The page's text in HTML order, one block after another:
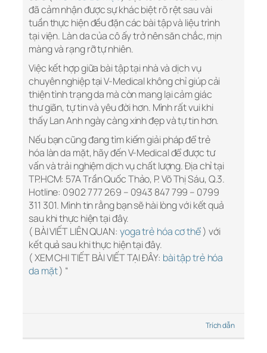
đã cảm nhận được sự khác biệt rõ rệt sau vài
tuần thực hiện đều đặn các bài tập và liệu trình
tại viện. Làn da của cô ấy trở nên săn chắc, mịn
màng và rạng rỡ tự nhiên.
Việc kết hợp giữa bài tập tại nhà và dịch vụ
chuyên nghiệp tại V-Medical không chỉ giúp cải
thiện tình trạng da mà còn mang lại cảm giác
thư giãn, tự tin và yêu đời hơn. Mình rất vui khi
thấy Lan Anh ngày càng xinh đẹp và tự tin hơn.
Nếu bạn cũng đang tìm kiếm giải pháp để trẻ
hóa làn da mặt, hãy đến V-Medical để được tư
vấn và trải nghiệm dịch vụ chất lượng. Địa chỉ tại
TP.HCM: 57A Trần Quốc Thảo, P. Võ Thị Sáu, Q.3.
Hotline: 0902 777 269 – 0943 847 799 – 0799
311 301. Mình tin rằng bạn sẽ hài lòng với kết quả
sau khi thực hiện tại đây.
( BÀI VIẾT LIÊN QUAN: yoga trẻ hóa cơ thể) với
kết quả sau khi thực hiện tại đây.
( XEM CHI TIẾT BÀI VIẾT TẠI ĐÂY: bài tập trẻ hóa
da mặt) “
Trích dẫn